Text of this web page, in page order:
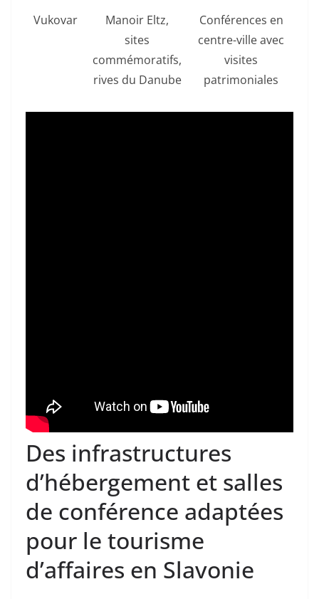
Vukovar
Manoir Eltz,
sites
commémoratifs,
rives du Danube
Conférences en
centre-ville avec
visites
patrimoniales
Des infrastructures
d’hébergement et salles
de conférence adaptées
pour le tourisme
d’affaires en Slavonie